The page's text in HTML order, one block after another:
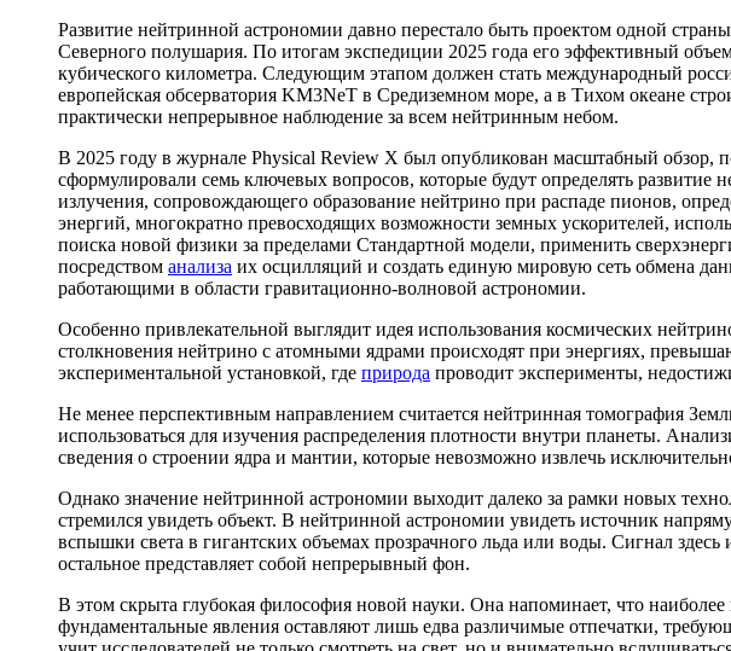
Развитие нейтринной астрономии давно перестало быть проектом одной
Северного полушария. По итогам экспедиции 2025 года его эффективный
кубического километра. Следующим этапом должен стать международный
европейская обсерватория KM3NeT в Средиземном море, а в Тихом океане
практически непрерывное наблюдение за всем нейтринным небом.
В 2025 году в журнале Physical Review X был опубликован масштабный обзор,
сформулировали семь ключевых вопросов, которые будут определять
излучения, сопровождающего образование нейтрино при распаде пионов,
энергий, многократно превосходящих возможности земных ускорителей,
поиска новой физики за пределами Стандартной модели, применить
посредством анализа их осцилляций и создать единую мировую сеть обмена
работающими в области гравитационно-волновой астрономии.
Особенно привлекательной выглядит идея использования космических
столкновения нейтрино с атомными ядрами происходят при энергиях,
экспериментальной установкой, где природа проводит эксперименты,
Не менее перспективным направлением считается нейтринная томография
использоваться для изучения распределения плотности внутри планеты.
сведения о строении ядра и мантии, которые невозможно извлечь
Однако значение нейтринной астрономии выходит далеко за рамки новых
стремился увидеть объект. В нейтринной астрономии увидеть источник
вспышки света в гигантских объемах прозрачного льда или воды. Сигнал
остальное представляет собой непрерывный фон.
В этом скрыта глубокая философия новой науки. Она напоминает, что
фундаментальные явления оставляют лишь едва различимые отпечатки,